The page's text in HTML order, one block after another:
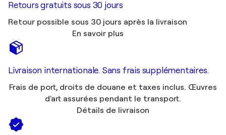
Retours gratuits sous 30 jours
Retour possible sous 30 jours après la livraison
En savoir plus
Livraison internationale. Sans frais supplémentaires.
Frais de port, droits de douane et taxes inclus. Œuvres
d'art assurées pendant le transport.
Détails de livraison